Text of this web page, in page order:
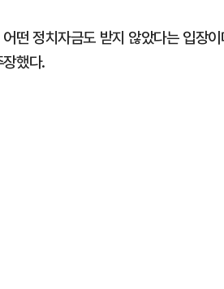
떤 정치자금도 받지 않았다는 입장
했다.